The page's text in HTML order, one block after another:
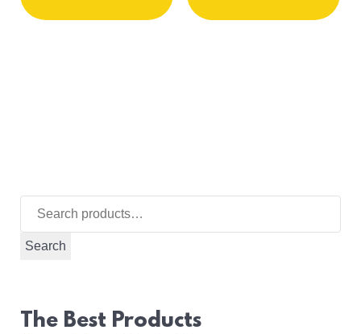
Search
for:
Search
The Best Products